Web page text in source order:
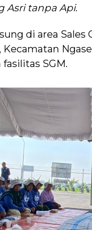
Asri tanpa Api.
di area Sales
SGM.